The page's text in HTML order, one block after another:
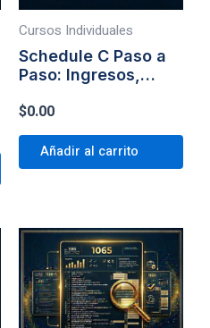
Cursos Individuales
Schedule C Paso a
Paso: Ingresos,
Comunes
$0.00
Añadir al carrito